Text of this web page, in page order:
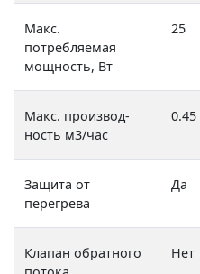
Макс.
потребляемая
мощность, Вт
25
Макс. производ-
ность м3/час
0.45
Защита от
перегрева
Да
Клапан обратного
Нет